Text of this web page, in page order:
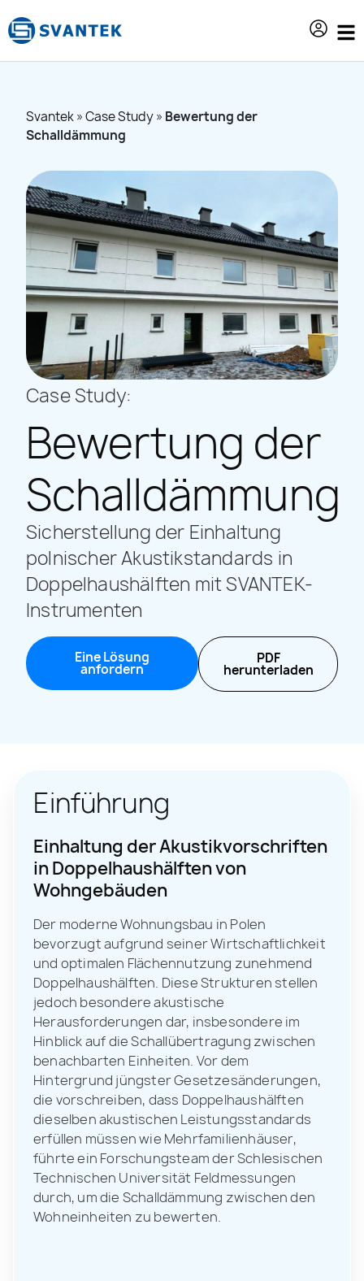
springen
Svantek»Case Study» Bewertung der
Schalldämmung
Case Study:
Bewertung der
Schalldämmung
Sicherstellung der Einhaltung
polnischer Akustikstandards in
Doppelhaushälften mit SVANTEK-
Instrumenten
Eine Lösung
anfordern
PDF
herunterladen
Einführung
Einhaltung der Akustikvorschriften
in Doppelhaushälften von
Wohngebäuden
Der moderne Wohnungsbau in Polen
bevorzugt aufgrund seiner Wirtschaftlichkeit
und optimalen Flächennutzung zunehmend
Doppelhaushälften. Diese Strukturen stellen
jedoch besondere akustische
Herausforderungen dar, insbesondere im
Hinblick auf die Schallübertragung zwischen
benachbarten Einheiten. Vor dem
Hintergrund jüngster Gesetzesänderungen,
die vorschreiben, dass Doppelhaushälften
dieselben akustischen Leistungsstandards
erfüllen müssen wie Mehrfamilienhäuser,
führte ein Forschungsteam der Schlesischen
Technischen Universität Feldmessungen
durch, um die Schalldämmung zwischen den
Wohneinheiten zu bewerten.